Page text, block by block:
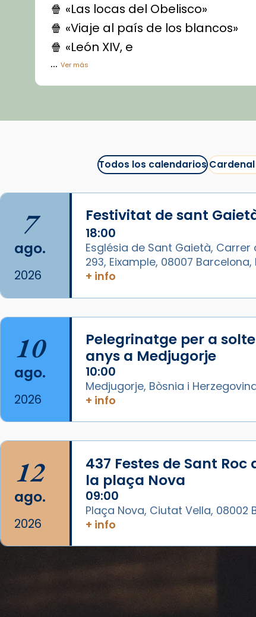
🍿 «Las locas del Obelisco»
🍿 «Viaje al país de los blancos»
🍿 «León XIV, e
...Ver más
Vídeo
La Carmina va patir depressió.
arribar el seu testimoni al papa
Lleó XIV.
Recupera l'entrevista
compVatican News tican News 👇
Foto
View on Facebook Share
Arquebisbat de Barcelona
Semproniana ens ajuden a alçar
la mirada»
Mons. Sergi Gordo, bisbe de
Tortosa, ha presidit aquest 27 de
juliol la missa de Les Santes de
Mataró.
📸 J. Merino
Todos los calendarios
7
ago.
2026
Festivitat de sant
18:00
Església de Sant Gaietà, Carrer
293, Eixample, 08007 Barcelona,
+ info
10
ago.
2026
Pelegrinatge per a
anys a Medjugorje
10:00
Medjugorje, Bòsnia i
+ info
12
ago.
2026
437 Festes de Sant
la plaça Nova
09:00
Plaça Nova, Ciutat Vella, 08002
+ info